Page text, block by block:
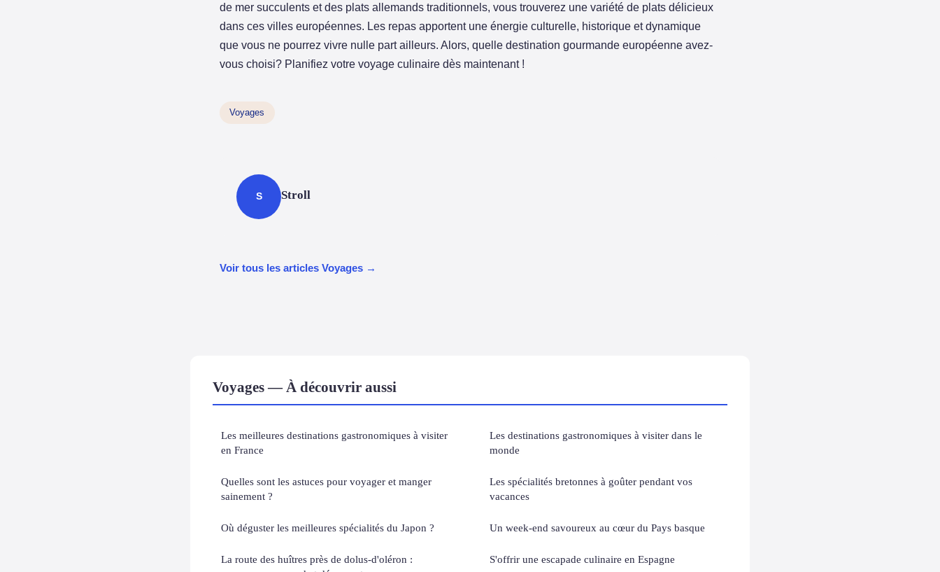
de mer succulents et des plats allemands traditionnels, vous trouverez une variété de plats délicieux
dans ces villes européennes. Les repas apportent une énergie culturelle, historique et dynamique
que vous ne pourrez vivre nulle part ailleurs. Alors, quelle destination gourmande européenne avez-
vous choisi? Planifiez votre voyage culinaire dès maintenant !
Voyages
S Stroll
Voir tous les articles Voyages →
Voyages — À découvrir aussi
Les meilleures destinations gastronomiques à visiter
en France
Quelles sont les astuces pour voyager et manger
sainement ?
Où déguster les meilleures spécialités du Japon ?
La route des huîtres près de dolus-d'oléron :
Les destinations gastronomiques à visiter dans le
monde
Les spécialités bretonnes à goûter pendant vos
vacances
Un week-end savoureux au cœur du Pays basque
S'offrir une escapade culinaire en Espagne